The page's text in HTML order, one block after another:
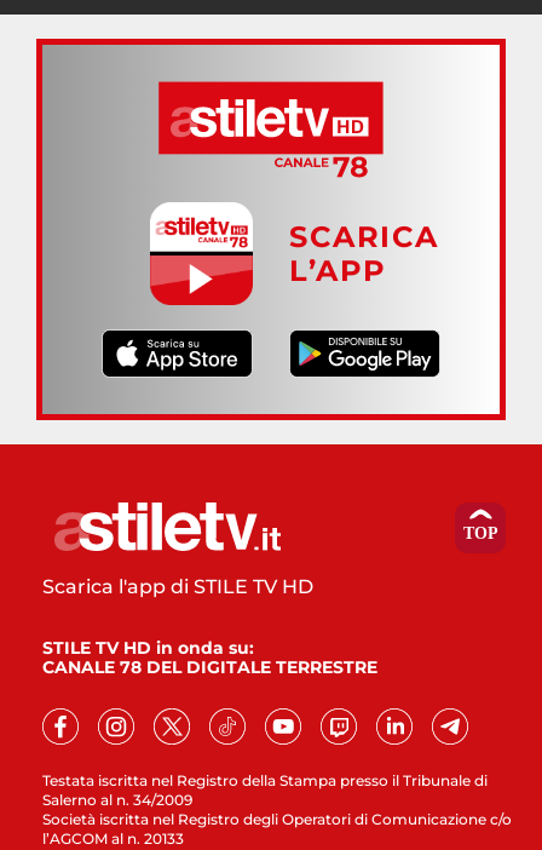
SCARICA
L’APP
Testata iscritta nel Registro della Stampa presso il Tribunale di
Salerno al n. 34/2009
Società iscritta nel Registro degli Operatori di Comunicazione c/o
l’AGCOM al n. 20133
Scarica l'app di STILE TV HD
STILE TV HD in onda su:
CANALE 78 DEL DIGITALE TERRESTRE